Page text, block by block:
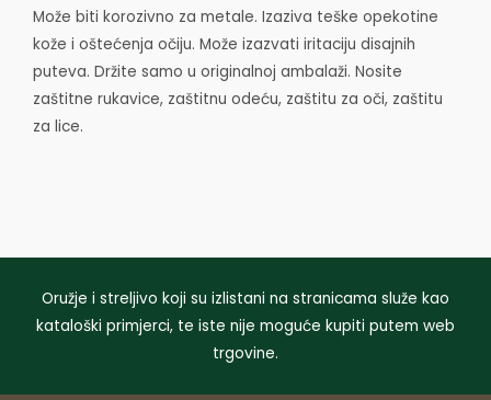
Može biti korozivno za metale. Izaziva teške opekotine
kože i oštećenja očiju. Može izazvati iritaciju disajnih
puteva. Držite samo u originalnoj ambalaži. Nosite
zaštitne rukavice, zaštitnu odeću, zaštitu za oči, zaštitu
za lice.
Oružje i streljivo koji su izlistani na stranicama služe kao
kataloški primjerci, te iste nije moguće kupiti putem web
trgovine.